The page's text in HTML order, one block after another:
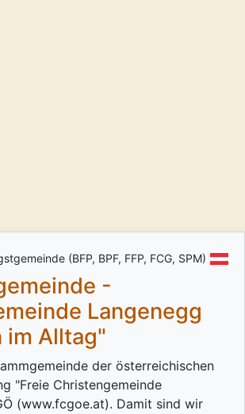
(BFP, BPF, FFP, FCG, SPM)
-
Langenegg
im Alltag"
der österreichischen
"Freie Christengemeinde
(www.fcgoe.at). Damit sind wir